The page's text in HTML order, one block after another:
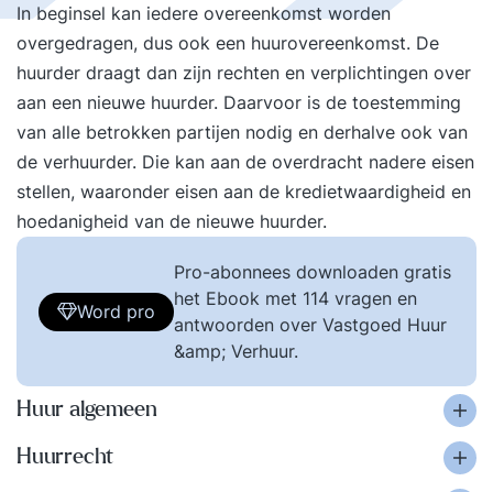
In beginsel kan iedere overeenkomst worden
overgedragen, dus ook een huurovereenkomst. De
huurder draagt dan zijn rechten en verplichtingen over
aan een nieuwe huurder. Daarvoor is de toestemming
van alle betrokken partijen nodig en derhalve ook van
de verhuurder. Die kan aan de overdracht nadere eisen
stellen, waaronder eisen aan de kredietwaardigheid en
hoedanigheid van de nieuwe huurder.
Word pro
Pro-abonnees downloaden gratis
het Ebook met 114 vragen en
antwoorden over Vastgoed Huur
&amp; Verhuur.
Huur algemeen
Huurrecht